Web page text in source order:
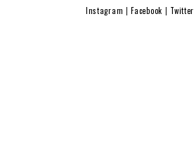
Instagram |Facebook | Twitter